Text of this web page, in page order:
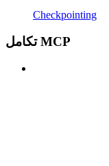
Checkpointing
تكامل MCP